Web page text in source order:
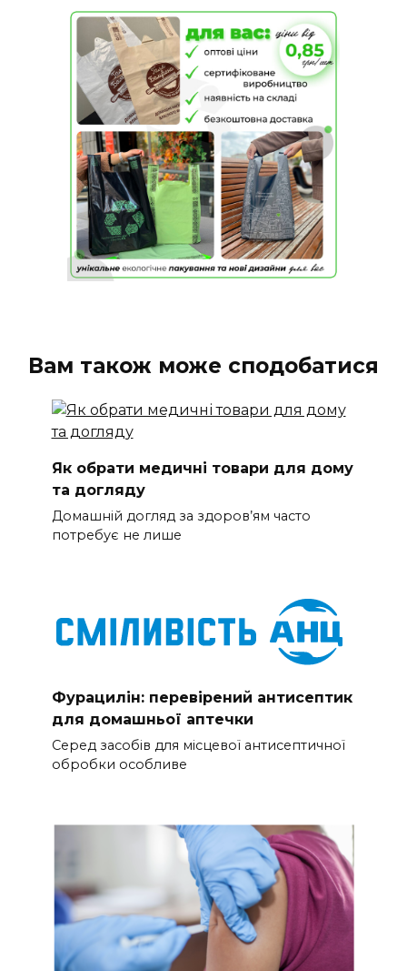
Вам також може сподобатися
Як обрати медичні товари для дому
та догляду
Домашній догляд за здоров’ям часто
потребує не лише
Фурацилін: перевірений антисептик
для домашньої аптечки
Серед засобів для місцевої антисептичної
обробки особливе